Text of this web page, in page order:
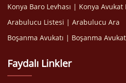
Konya Baro Levhası | Konya Avukat
Arabulucu Listesi | Arabulucu Ara
Boşanma Avukatı | Boşanma
Faydalı Linkler